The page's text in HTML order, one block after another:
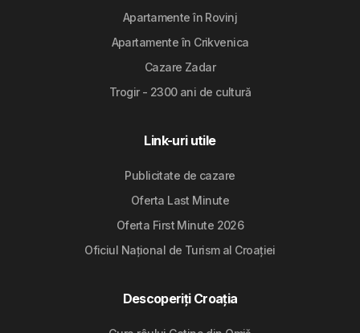
Apartamente în Rovinj
Apartamente în Crikvenica
Cazare Zadar
Trogir - 2300 ani de cultură
Link-uri utile
Publicitate de cazare
Oferta Last Minute
Oferta First Minute 2026
Oficiul Național de Turism al Croației
Descoperiți Croația